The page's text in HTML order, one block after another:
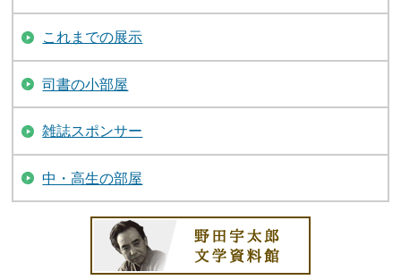
これまでの展示
司書の小部屋
雑誌スポンサー
中・高生の部屋